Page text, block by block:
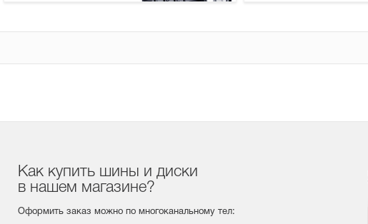
Как купить шины и диски
в нашем магазине?
Оформить заказ можно по многоканальному тел: